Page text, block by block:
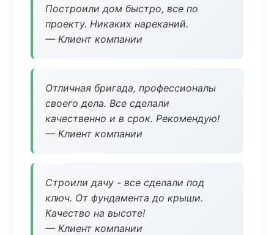
Построили дом быстро, все по
проекту. Никаких нареканий.
— Клиент компании
Отличная бригада, профессионалы
своего дела. Все сделали
качественно и в срок. Рекомендую!
— Клиент компании
Строили дачу - все сделали под
ключ. От фундамента до крыши.
Качество на высоте!
— Клиент компании